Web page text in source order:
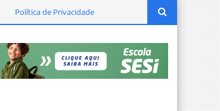
Política de Privacidade